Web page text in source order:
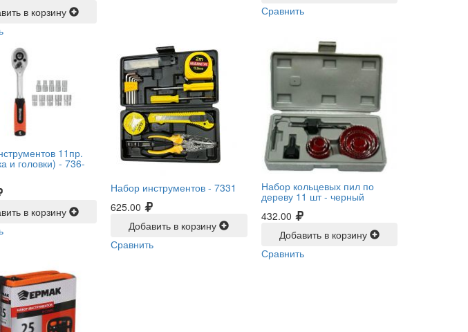
в корзину
Сравнить
11пр.
и головки) - 736-
в корзину
Набор инструментов - 7331
625.00
Добавить в корзину
Сравнить
Набор кольцевых пил по
дереву 11 шт - черный
432.00
Добавить в корзину
Сравнить